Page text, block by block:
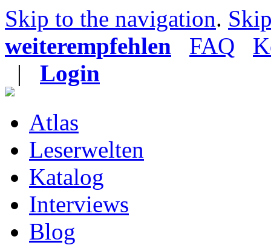
Skip to the navigation.
weiterempfehlen
FAQ
| Login
Atlas
Leserwelten
Katalog
Interviews
Blog